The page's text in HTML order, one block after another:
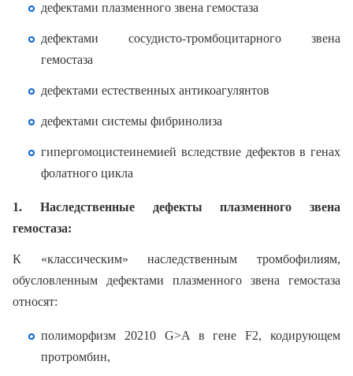
дефектами плазменного звена гемостаза
дефектами сосудисто-тромбоцитарного звена
гемостаза
дефектами естественных антикоагулянтов
дефектами системы фибринолиза
гипергомоцистеинемией вследствие дефектов в генах
фолатного цикла
1. Наследственные дефекты плазменного звена
гемостаза:
К «классическим» наследственным тромбофилиям,
обусловленным дефектами плазменного звена гемостаза
относят:
полиморфизм 20210 G>A в гене F2, кодирующем
протромбин,